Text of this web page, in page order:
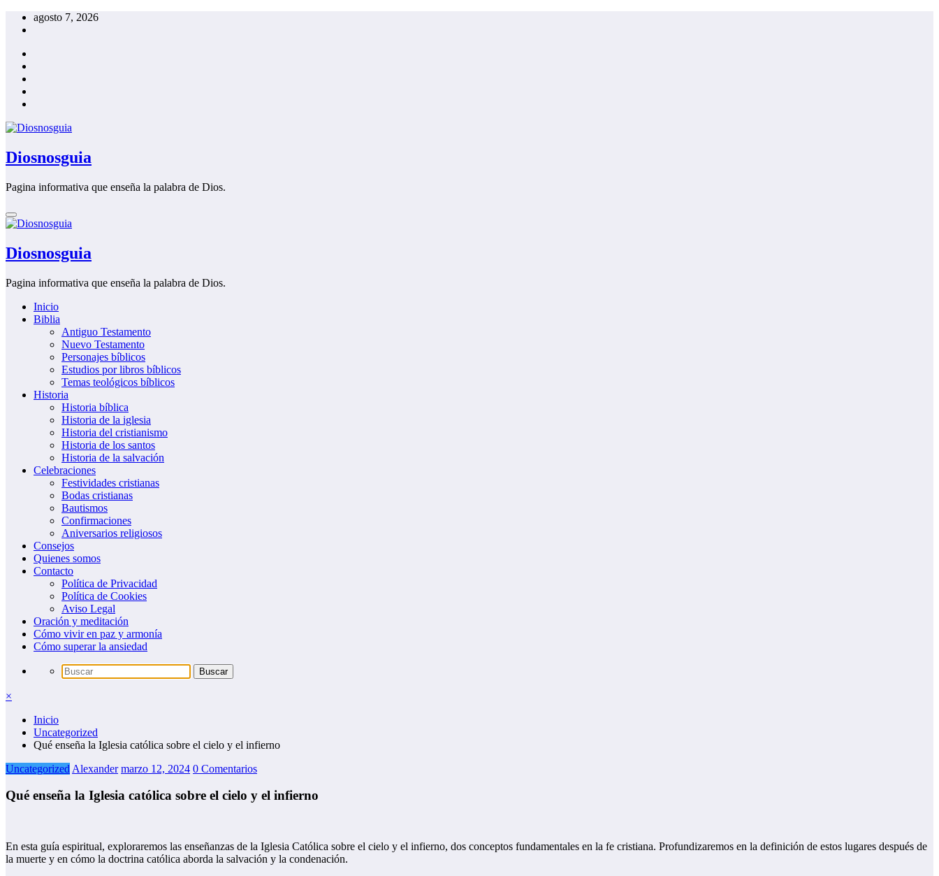
Saltar
agosto 7, 2026
Diosnosguia
Pagina informativa que enseña la palabra de Dios.
Diosnosguia
Pagina informativa que enseña la palabra de Dios.
Inicio
Biblia
Antiguo Testamento
Nuevo Testamento
Personajes bíblicos
Estudios por libros bíblicos
Temas teológicos bíblicos
Historia
Historia bíblica
Historia de la iglesia
Historia del cristianismo
Historia de los santos
Historia de la salvación
Celebraciones
Festividades cristianas
Bodas cristianas
Bautismos
Confirmaciones
Aniversarios religiosos
Consejos
Quienes somos
Contacto
Política de Privacidad
Política de Cookies
Aviso Legal
Oración y meditación
Cómo vivir en paz y armonía
Cómo superar la ansiedad
×
Inicio
Uncategorized
Qué enseña la Iglesia católica sobre el cielo y el infierno
Uncategorized Alexander marzo 12, 2024 0 Comentarios
Qué enseña la Iglesia católica sobre el cielo y el infierno
En esta guía espiritual, exploraremos las enseñanzas de la Iglesia Católica sobre el cielo y el infierno, dos conceptos fundamentales en la fe cristiana. Profundizaremos en la definición de estos lugares después de
la muerte y en cómo la doctrina católica aborda la salvación y la condenación.